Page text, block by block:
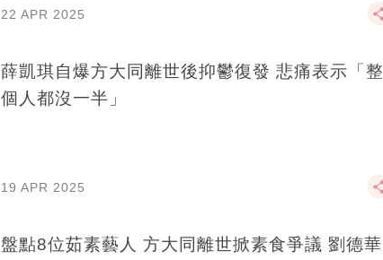
22 APR 2025
薛凱琪自爆方大同離世後抑鬱復發 悲痛表示「整
個人都沒一半」
19 APR 2025
盤點8位茹素藝人 方大同離世掀素食爭議 劉德華